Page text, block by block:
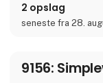
resulterende
kvalitetssikring
kombineret med
2 opslag
seneste fra 28.
9156: